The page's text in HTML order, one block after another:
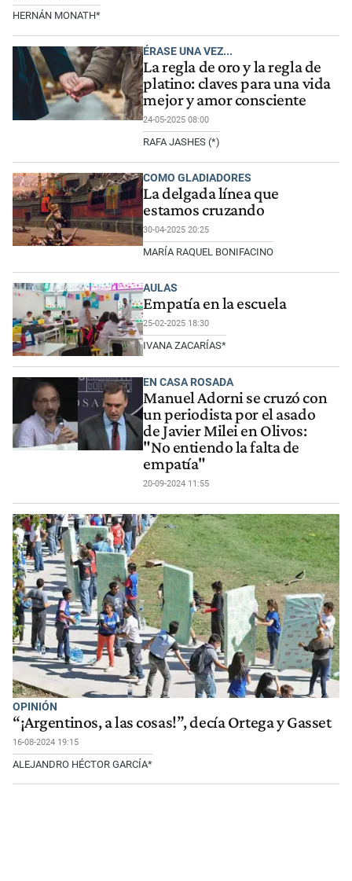
HERNÁN MONATH*
ÉRASE UNA VEZ...
La regla de oro y la regla de
platino: claves para una vida
mejor y amor consciente
24-05-2025 08:00
RAFA JASHES (*)
COMO GLADIADORES
La delgada línea que
estamos cruzando
30-04-2025 20:25
MARÍA RAQUEL BONIFACINO
AULAS
Empatía en la escuela
25-02-2025 18:30
IVANA ZACARÍAS*
EN CASA ROSADA
Manuel Adorni se cruzó con
un periodista por el asado
de Javier Milei en Olivos:
"No entiendo la falta de
empatía"
20-09-2024 11:55
OPINIÓN
“¡Argentinos, a las cosas!”, decía Ortega y Gasset
16-08-2024 19:15
ALEJANDRO HÉCTOR GARCÍA*